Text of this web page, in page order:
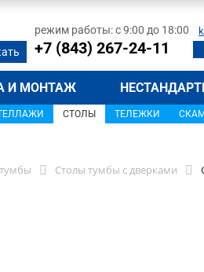
режим работы: с 9:00 до 18:00
+7 (843) 267-24-11
И МОНТАЖ
СТОЛЫ ТЕЛЕЖКИ
Столы тумбы с дверками